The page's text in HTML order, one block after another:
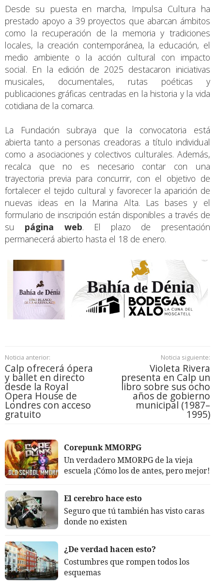
Desde su puesta en marcha, Impulsa Cultura ha
prestado apoyo a 39 proyectos que abarcan ámbitos
como la recuperación de la memoria y tradiciones
locales, la creación contemporánea, la educación, el
medio ambiente o la acción cultural con impacto
social. En la edición de 2025 destacaron iniciativas
musicales, documentales, rutas poéticas y
publicaciones gráficas centradas en la historia y la vida
cotidiana de la comarca.
La Fundación subraya que la convocatoria está
abierta tanto a personas creadoras a título individual
como a asociaciones y colectivos culturales. Además,
recalca que no es necesario contar con una
trayectoria previa para concurrir, con el objetivo de
fortalecer el tejido cultural y favorecer la aparición de
nuevas ideas en la Marina Alta. Las bases y el
formulario de inscripción están disponibles a través de
su página web. El plazo de presentación
permanecerá abierto hasta el 18 de enero.
Noticia anterior:
Calp ofrecerá ópera
y ballet en directo
desde la Royal
Opera House de
Londres con acceso
gratuito
Noticia siguiente:
Violeta Rivera
presenta en Calp un
libro sobre sus ocho
años de gobierno
municipal (1987–
1995)
Corepunk MMORPG
Un verdadero MMORPG de la vieja
escuela ¡Cómo los de antes, pero mejor!
El cerebro hace esto
Seguro que tú también has visto caras
donde no existen
¿De verdad hacen esto?
Costumbres que rompen todos los
esquemas